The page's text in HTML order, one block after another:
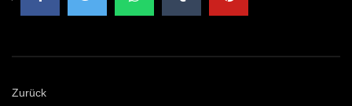
unvorhergesehene Situationen können jederzeit
Dynamik zerstören. Doch Molina bleibt gelassen. Er hat
Zurück